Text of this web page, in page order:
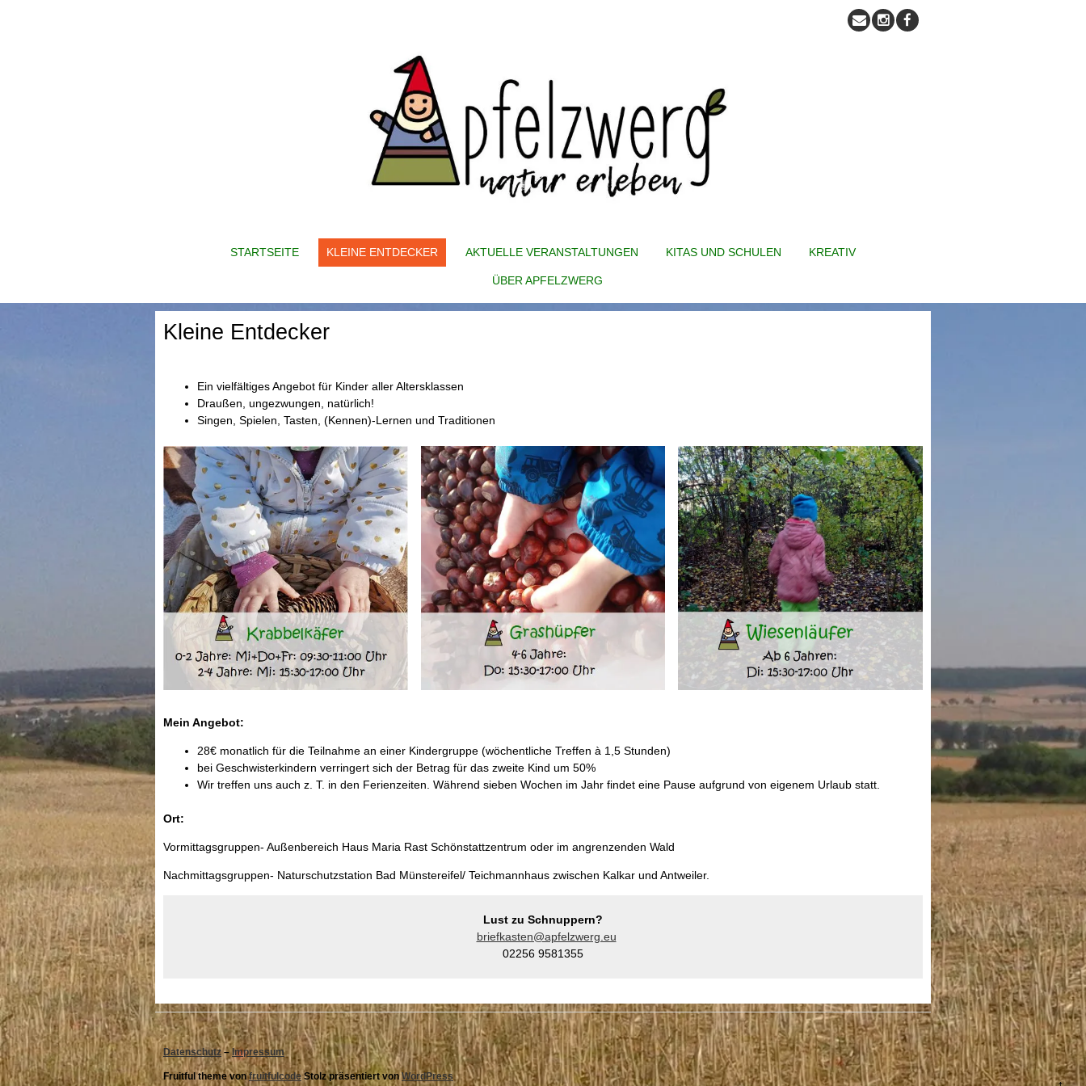
STARTSEITE KLEINE ENTDECKER AKTUELLE VERANSTALTUNGEN KITAS UND SCHULEN KREATIV
ÜBER APFELZWERG
Kleine Entdecker
Ein vielfältiges Angebot für Kinder aller Altersklassen
Draußen, ungezwungen, natürlich!
Singen, Spielen, Tasten, (Kennen)-Lernen und Traditionen
Mein Angebot:
28€ monatlich für die Teilnahme an einer Kindergruppe (wöchentliche Treffen à 1,5 Stunden)
bei Geschwisterkindern verringert sich der Betrag für das zweite Kind um 50%
Wir treffen uns auch z. T. in den Ferienzeiten. Während sieben Wochen im Jahr findet eine Pause aufgrund von eigenem Urlaub statt.
Ort:
Vormittagsgruppen- Außenbereich Haus Maria Rast Schönstattzentrum oder im angrenzenden Wald
Nachmittagsgruppen- Naturschutzstation Bad Münstereifel/ Teichmannhaus zwischen Kalkar und Antweiler.
Lust zu Schnuppern?
briefkasten@apfelzwerg.eu
02256 9581355
Datenschutz– Impressum
Fruitful theme vonfruitfulcodeStolz präsentiert vonWordPress